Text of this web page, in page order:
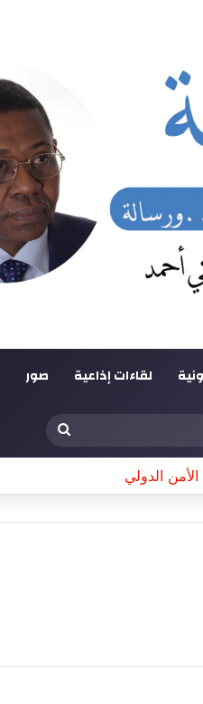
لقاءات إذاعية صور
الدولي